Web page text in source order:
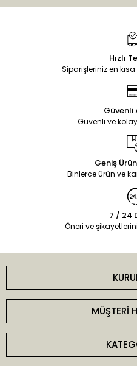
Hızlı
Siparişleriniz en
Güvenli
Güvenli ve
Geniş
Binlerce ürün ve
7 / 24
Öneri ve
MÜŞTERİ